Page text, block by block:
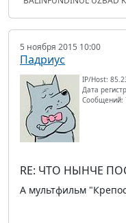
5 ноября 2015 10:00
Падриус
IP/Host:
Дата
Сообщений:
RE: ЧТО НЫНЧЕ
А мультфильм